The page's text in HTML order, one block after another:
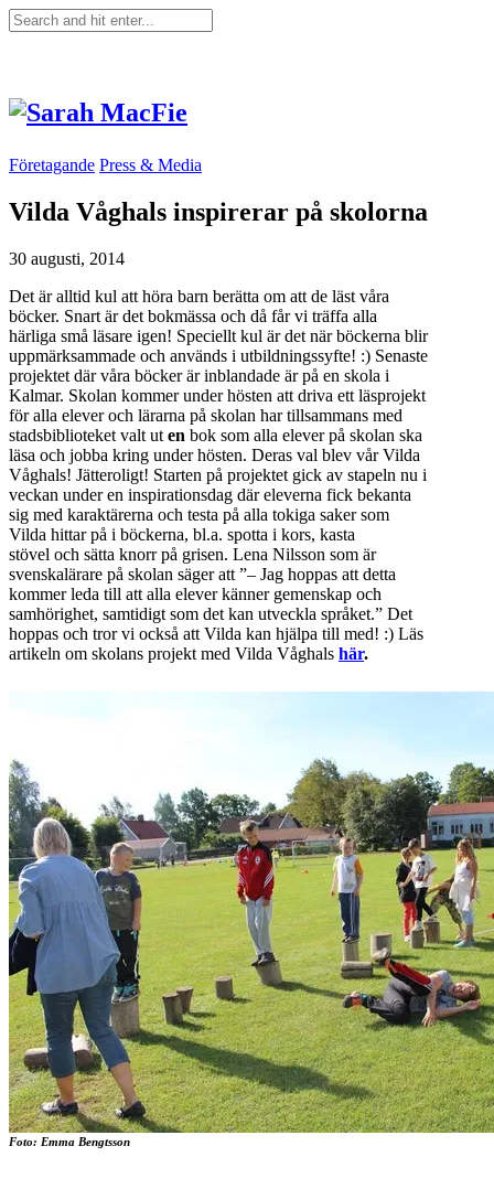
Företagande Press & Media
Vilda Våghals inspirerar på skolorna
30 augusti, 2014
Det är alltid kul att höra barn berätta om att de läst våra
böcker. Snart är det bokmässa och då får vi träffa alla
härliga små läsare igen! Speciellt kul är det när böckerna blir
uppmärksammade och används i utbildningssyfte! :) Senaste
projektet där våra böcker är inblandade är på en skola i
Kalmar. Skolan kommer under hösten att driva ett läsprojekt
för alla elever och lärarna på skolan har tillsammans med
stadsbiblioteket valt ut en bok som alla elever på skolan ska
läsa och jobba kring under hösten. Deras val blev vår Vilda
Våghals! Jätteroligt! Starten på projektet gick av stapeln nu i
veckan under en inspirationsdag där eleverna fick bekanta
sig med karaktärerna och testa på alla tokiga saker som
Vilda hittar på i böckerna, bl.a. spotta i kors, kasta
stövel och sätta knorr på grisen. Lena Nilsson som är
svenskalärare på skolan säger att ”– Jag hoppas att detta
kommer leda till att alla elever känner gemenskap och
samhörighet, samtidigt som det kan utveckla språket.” Det
hoppas och tror vi också att Vilda kan hjälpa till med! :) Läs
artikeln om skolans projekt med Vilda Våghals här.
Foto: Emma Bengtsson